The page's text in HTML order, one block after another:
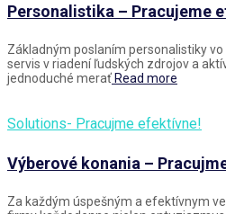
Personalistika – Pracujeme
Základným poslaním personalistiky
servis v riadení ľudských zdrojov a
jednoduché merať Read more
Solutions- Pracujme efektívne!
Výberové konania –
Za každým úspešným a efektívnym